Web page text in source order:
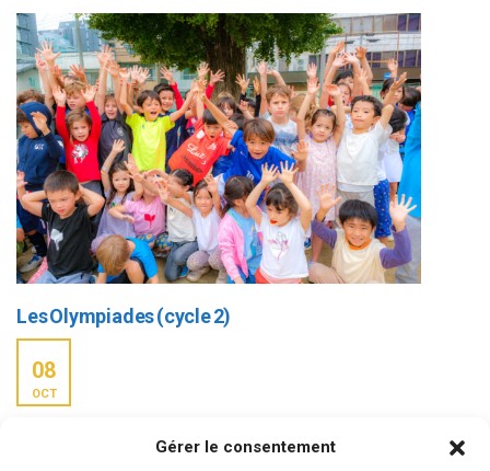
Gérer le consentement
Les Olympiades (cycle 2)
08
OCT
de CP, CE1 et CE2 ! Entre courses de relais, sauts en hauteur,